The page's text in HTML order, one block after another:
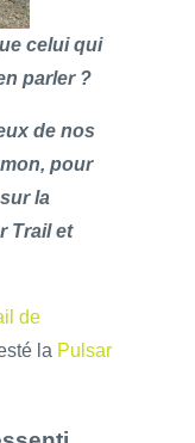
celui qui
parler ?
de nos
pour
la
Trail et
de
la Pulsar